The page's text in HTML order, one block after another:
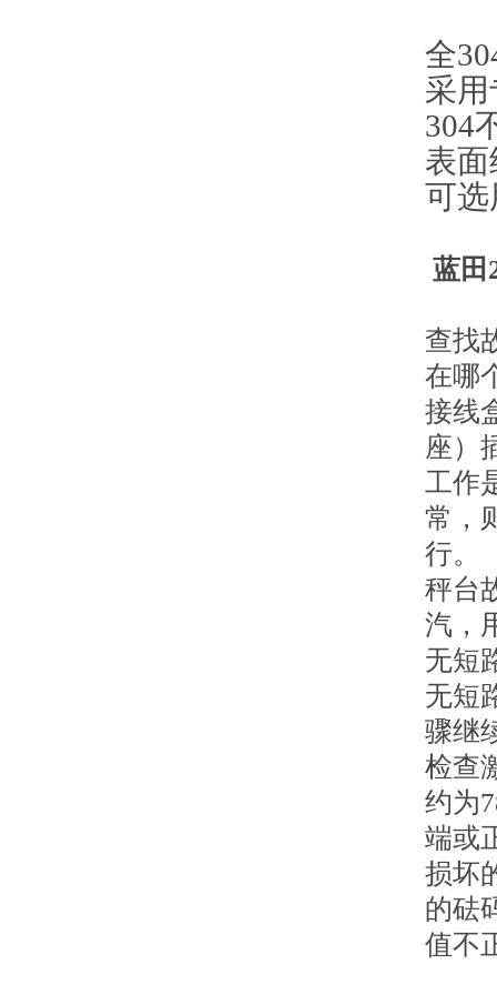
全
采
304
表
可选
蓝田
查找
在哪
接线
座）
工作
常，
行。
秤台
汽，
无短
无短
骤继
检查
约为
端或
损坏
的砝
值不